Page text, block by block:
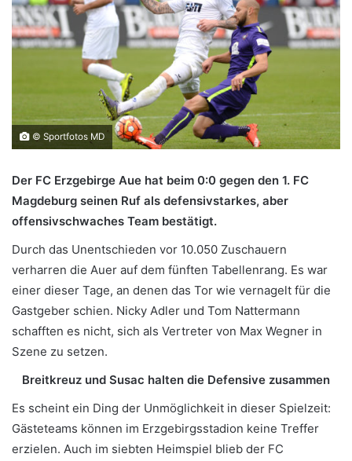
© Sportfotos MD
Der FC Erzgebirge Aue hat beim 0:0 gegen den 1. FC
Magdeburg seinen Ruf als defensivstarkes, aber
offensivschwaches Team bestätigt.
Durch das Unentschieden vor 10.050 Zuschauern
verharren die Auer auf dem fünften Tabellenrang. Es war
einer dieser Tage, an denen das Tor wie vernagelt für die
Gastgeber schien. Nicky Adler und Tom Nattermann
schafften es nicht, sich als Vertreter von Max Wegner in
Szene zu setzen.
Breitkreuz und Susac halten die Defensive zusammen
Es scheint ein Ding der Unmöglichkeit in dieser Spielzeit:
Gästeteams können im Erzgebirgsstadion keine Treffer
erzielen. Auch im siebten Heimspiel blieb der FC